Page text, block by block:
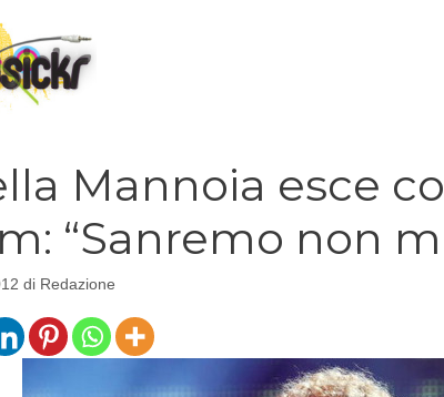
Mannoia esce
“Sanremo non
di Redazione